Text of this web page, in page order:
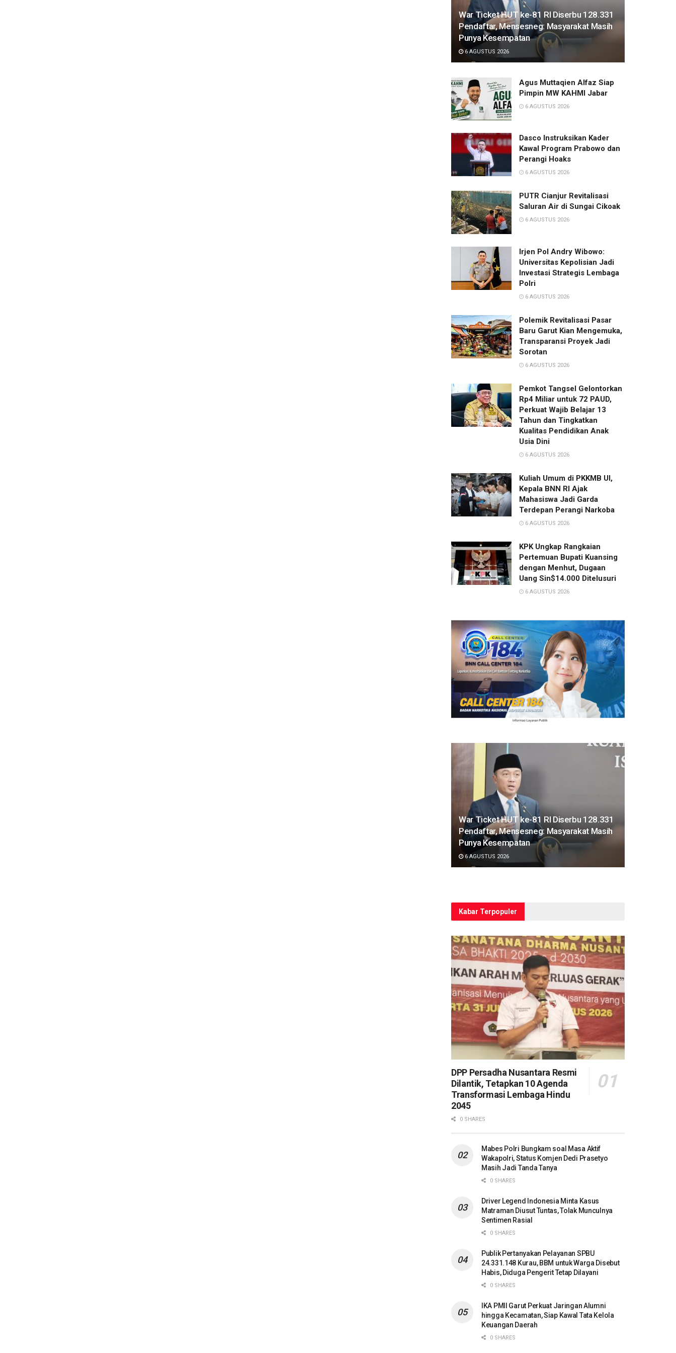
War Ticket HUT ke-81 RI Diserbu 128.331
Pendaftar, Mensesneg: Masyarakat Masih
Punya Kesempatan
6 AGUSTUS 2026
Agus Muttaqien Alfaz Siap
Pimpin MW KAHMI Jabar
6 AGUSTUS 2026
Dasco Instruksikan Kader
Kawal Program Prabowo dan
Perangi Hoaks
6 AGUSTUS 2026
PUTR Cianjur Revitalisasi
Saluran Air di Sungai Cikoak
6 AGUSTUS 2026
Irjen Pol Andry Wibowo:
Universitas Kepolisian Jadi
Investasi Strategis Lembaga
Polri
6 AGUSTUS 2026
Polemik Revitalisasi Pasar
Baru Garut Kian Mengemuka,
Transparansi Proyek Jadi
Sorotan
6 AGUSTUS 2026
Pemkot Tangsel Gelontorkan
Rp4 Miliar untuk 72 PAUD,
Perkuat Wajib Belajar 13
Tahun dan Tingkatkan
Kualitas Pendidikan Anak
Usia Dini
6 AGUSTUS 2026
Kuliah Umum di PKKMB UI,
Kepala BNN RI Ajak
Mahasiswa Jadi Garda
Terdepan Perangi Narkoba
6 AGUSTUS 2026
KPK Ungkap Rangkaian
Pertemuan Bupati Kuansing
dengan Menhut, Dugaan
Uang Sin$14.000 Ditelusuri
6 AGUSTUS 2026
War Ticket HUT ke-81 RI Diserbu 128.331
Pendaftar, Mensesneg: Masyarakat Masih
Punya Kesempatan
6 AGUSTUS 2026
Kabar Terpopuler
DPP Persadha Nusantara Resmi
Dilantik, Tetapkan 10 Agenda
Transformasi Lembaga Hindu
2045
0 SHARES
Mabes Polri Bungkam soal Masa Aktif
Wakapolri, Status Komjen Dedi Prasetyo
Masih Jadi Tanda Tanya
0 SHARES
Driver Legend Indonesia Minta Kasus
Matraman Diusut Tuntas, Tolak Munculnya
Sentimen Rasial
0 SHARES
Publik Pertanyakan Pelayanan SPBU
24.331.148 Kurau, BBM untuk Warga Disebut
Habis, Diduga Pengerit Tetap Dilayani
0 SHARES
IKA PMII Garut Perkuat Jaringan Alumni
hingga Kecamatan, Siap Kawal Tata Kelola
Keuangan Daerah
0 SHARES